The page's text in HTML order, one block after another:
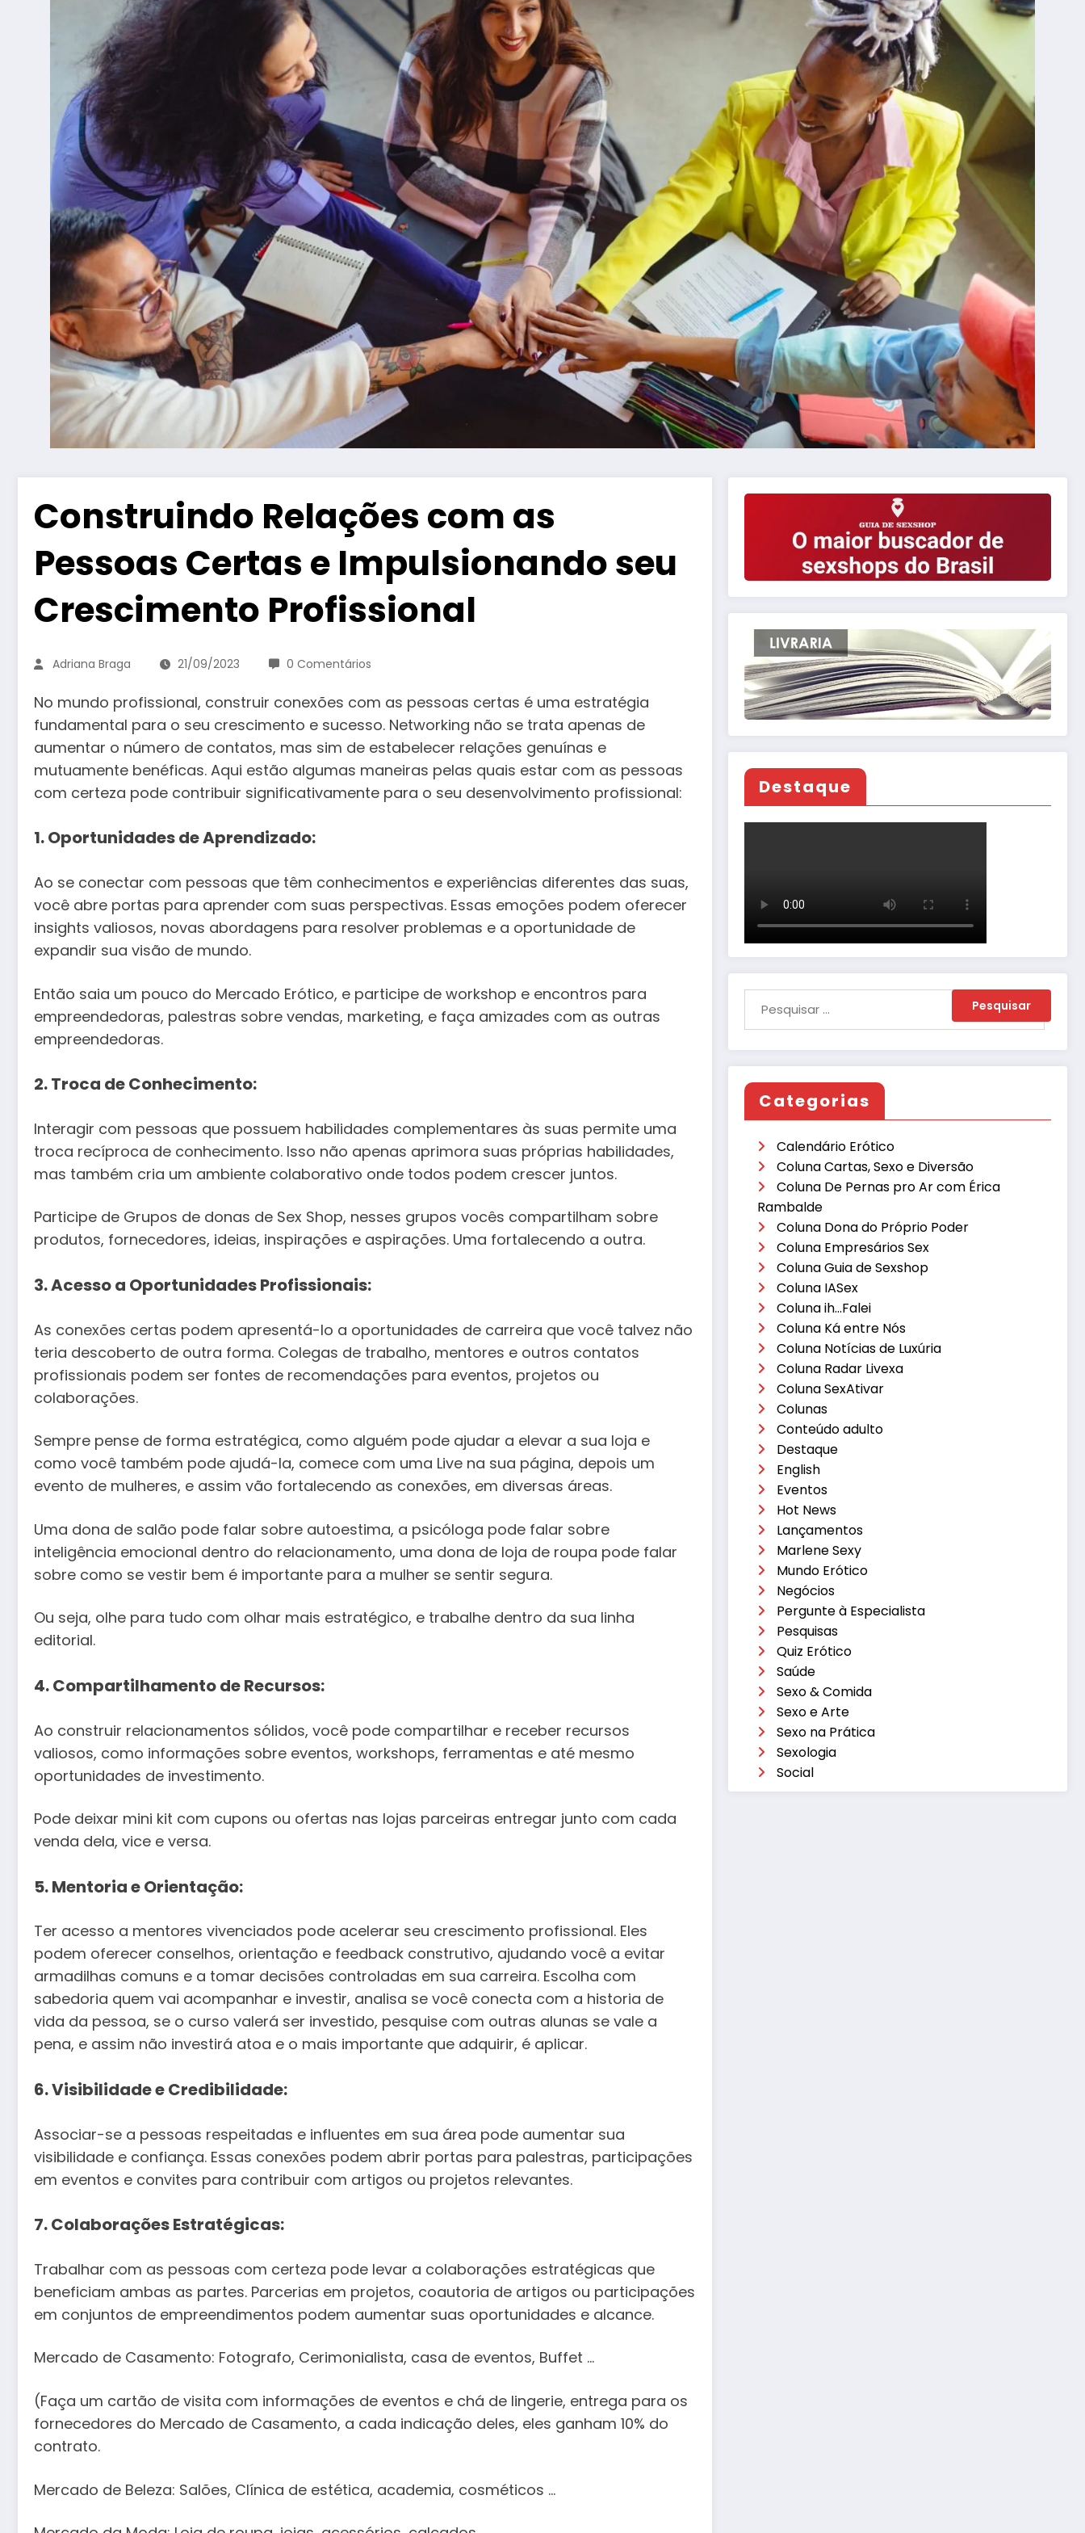
Construindo Relações com as
Pessoas Certas e Impulsionando seu
Crescimento Profissional
Adriana Braga 21/09/2023 0 Comentários
No mundo profissional, construir conexões com as pessoas certas é uma estratégia
fundamental para o seu crescimento e sucesso. Networking não se trata apenas de
aumentar o número de contatos, mas sim de estabelecer relações genuínas e
mutuamente benéficas. Aqui estão algumas maneiras pelas quais estar com as pessoas
com certeza pode contribuir significativamente para o seu desenvolvimento profissional:
1. Oportunidades de Aprendizado:
Ao se conectar com pessoas que têm conhecimentos e experiências diferentes das suas,
você abre portas para aprender com suas perspectivas. Essas emoções podem oferecer
insights valiosos, novas abordagens para resolver problemas e a oportunidade de
expandir sua visão de mundo.
Então saia um pouco do Mercado Erótico, e participe de workshop e encontros para
empreendedoras, palestras sobre vendas, marketing, e faça amizades com as outras
empreendedoras.
2. Troca de Conhecimento:
Interagir com pessoas que possuem habilidades complementares às suas permite uma
troca recíproca de conhecimento. Isso não apenas aprimora suas próprias habilidades,
mas também cria um ambiente colaborativo onde todos podem crescer juntos.
Participe de Grupos de donas de Sex Shop, nesses grupos vocês compartilham sobre
produtos, fornecedores, ideias, inspirações e aspirações. Uma fortalecendo a outra.
3. Acesso a Oportunidades Profissionais:
As conexões certas podem apresentá-lo a oportunidades de carreira que você talvez não
teria descoberto de outra forma. Colegas de trabalho, mentores e outros contatos
profissionais podem ser fontes de recomendações para eventos, projetos ou
colaborações.
Sempre pense de forma estratégica, como alguém pode ajudar a elevar a sua loja e
como você também pode ajudá-la, comece com uma Live na sua página, depois um
evento de mulheres, e assim vão fortalecendo as conexões, em diversas áreas.
Uma dona de salão pode falar sobre autoestima, a psicóloga pode falar sobre
inteligência emocional dentro do relacionamento, uma dona de loja de roupa pode falar
sobre como se vestir bem é importante para a mulher se sentir segura.
Ou seja, olhe para tudo com olhar mais estratégico, e trabalhe dentro da sua linha
editorial.
4. Compartilhamento de Recursos:
Ao construir relacionamentos sólidos, você pode compartilhar e receber recursos
valiosos, como informações sobre eventos, workshops, ferramentas e até mesmo
oportunidades de investimento.
Pode deixar mini kit com cupons ou ofertas nas lojas parceiras entregar junto com cada
venda dela, vice e versa.
5. Mentoria e Orientação:
Ter acesso a mentores vivenciados pode acelerar seu crescimento profissional. Eles
podem oferecer conselhos, orientação e feedback construtivo, ajudando você a evitar
armadilhas comuns e a tomar decisões controladas em sua carreira. Escolha com
sabedoria quem vai acompanhar e investir, analisa se você conecta com a historia de
vida da pessoa, se o curso valerá ser investido, pesquise com outras alunas se vale a
pena, e assim não investirá atoa e o mais importante que adquirir, é aplicar.
6. Visibilidade e Credibilidade:
Associar-se a pessoas respeitadas e influentes em sua área pode aumentar sua
visibilidade e confiança. Essas conexões podem abrir portas para palestras, participações
em eventos e convites para contribuir com artigos ou projetos relevantes.
7. Colaborações Estratégicas:
Trabalhar com as pessoas com certeza pode levar a colaborações estratégicas que
beneficiam ambas as partes. Parcerias em projetos, coautoria de artigos ou participações
em conjuntos de empreendimentos podem aumentar suas oportunidades e alcance.
Mercado de Casamento: Fotografo, Cerimonialista, casa de eventos, Buffet …
(Faça um cartão de visita com informações de eventos e chá de lingerie, entrega para os
fornecedores do Mercado de Casamento, a cada indicação deles, eles ganham 10% do
contrato.
Mercado de Beleza: Salões, Clínica de estética, academia, cosméticos …
Destaque
Categorias
Calendário Erótico
Coluna Cartas, Sexo e Diversão
Coluna De Pernas pro Ar com Érica
Rambalde
Coluna Dona do Próprio Poder
Coluna Empresários Sex
Coluna Guia de Sexshop
Coluna IASex
Coluna ih…Falei
Coluna Ká entre Nós
Coluna Notícias de Luxúria
Coluna Radar Livexa
Coluna SexAtivar
Colunas
Conteúdo adulto
Destaque
English
Eventos
Hot News
Lançamentos
Marlene Sexy
Mundo Erótico
Negócios
Pergunte à Especialista
Pesquisas
Quiz Erótico
Saúde
Sexo & Comida
Sexo e Arte
Sexo na Prática
Sexologia
Social